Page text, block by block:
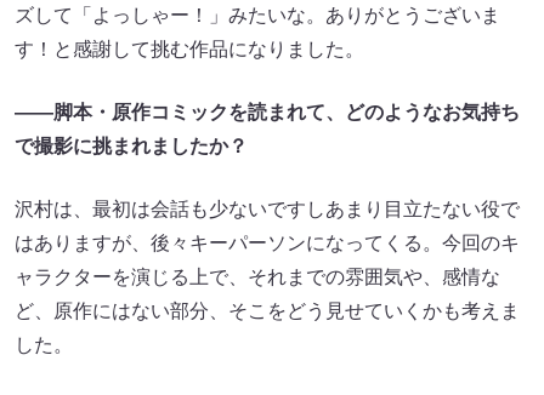
ズして「よっしゃー！」みたいな。ありがとうございま
す！と感謝して挑む作品になりました。
――脚本・原作コミックを読まれて、どのようなお気持ち
で撮影に挑まれましたか？
沢村は、最初は会話も少ないですしあまり目立たない役で
はありますが、後々キーパーソンになってくる。今回のキ
ャラクターを演じる上で、それまでの雰囲気や、感情な
ど、原作にはない部分、そこをどう見せていくかも考えま
した。